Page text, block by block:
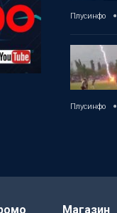
Плусинфо
Плусинфо
Магазин